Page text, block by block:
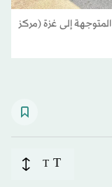
جانب من حمولة الطائرة الإغاثية السعودية الـ53 المتوجهة إلى غزة (مركز
T
T